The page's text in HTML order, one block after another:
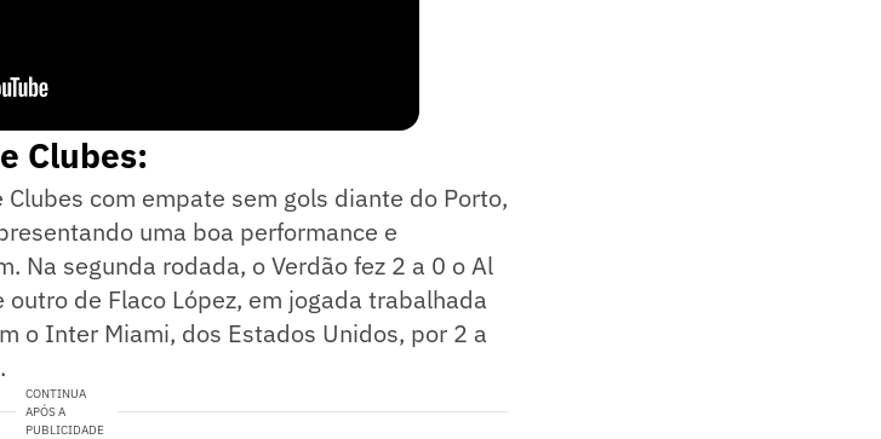
Clubes:
com empate sem gols diante do Porto,
uma boa performance e
Na segunda rodada, o Verdão fez 2 a 0 o Al
de Flaco López, em jogada trabalhada
o Inter Miami, dos Estados Unidos, por 2 a
CONTINUA
APÓS A
PUBLICIDADE